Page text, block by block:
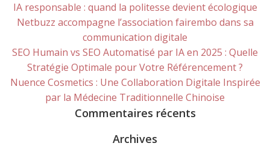
IA responsable : quand la politesse devient écologique
Netbuzz accompagne l’association fairembo dans sa
communication digitale
SEO Humain vs SEO Automatisé par IA en 2025 : Quelle
Stratégie Optimale pour Votre Référencement ?
Nuence Cosmetics : Une Collaboration Digitale Inspirée
par la Médecine Traditionnelle Chinoise
Commentaires récents
Archives